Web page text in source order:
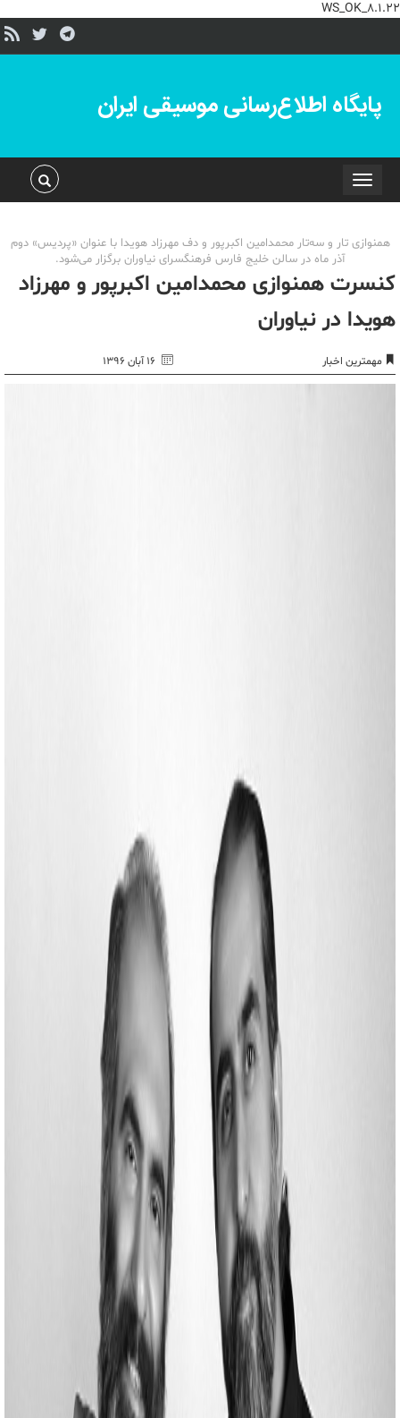
WS_OK_8.1.22
پایگاه اطلاع‌رسانی موسیقی ایران
Toggle
navigation
همنوازی تار و سه‌تار محمدامین اکبرپور و دف مهرزاد هویدا با عنوان «پردیس» دوم
آذر ماه در سالن خلیج فارس فرهنگسرای نیاوران برگزار می‌شود.
کنسرت همنوازی محمدامین اکبرپور و مهرزاد
هویدا در نیاوران
مهمترین اخبار ۱۶ آبان ۱۳۹۶